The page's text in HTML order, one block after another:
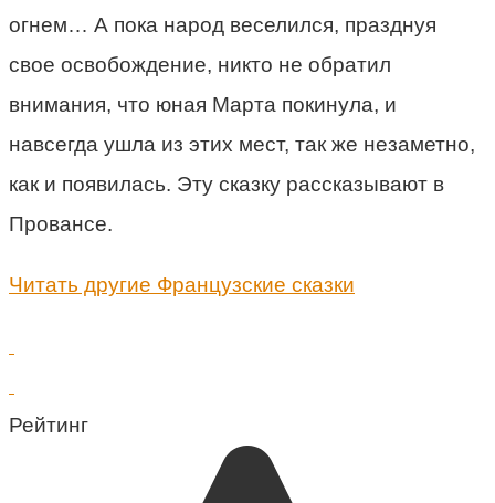
огнем… А пока народ веселился, празднуя
свое освобождение, никто не обратил
внимания, что юная Марта покинула, и
навсегда ушла из этих мест, так же незаметно,
как и появилась. Эту сказку рассказывают в
Провансе.
Читать другие Французские сказки
Рейтинг